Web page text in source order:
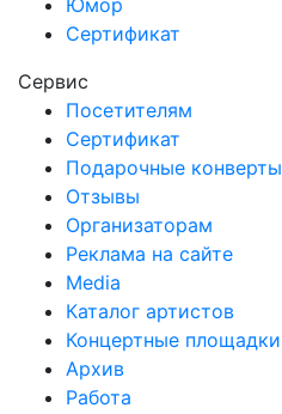
Юмор
Сертификат
Сервис
Посетителям
Сертификат
Подарочные конверты
Отзывы
Организаторам
Реклама на сайте
Media
Каталог артистов
Концертные площадки
Архив
Работа